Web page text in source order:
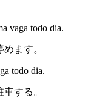
vaga todo dia.
ます。
todo dia.
する。